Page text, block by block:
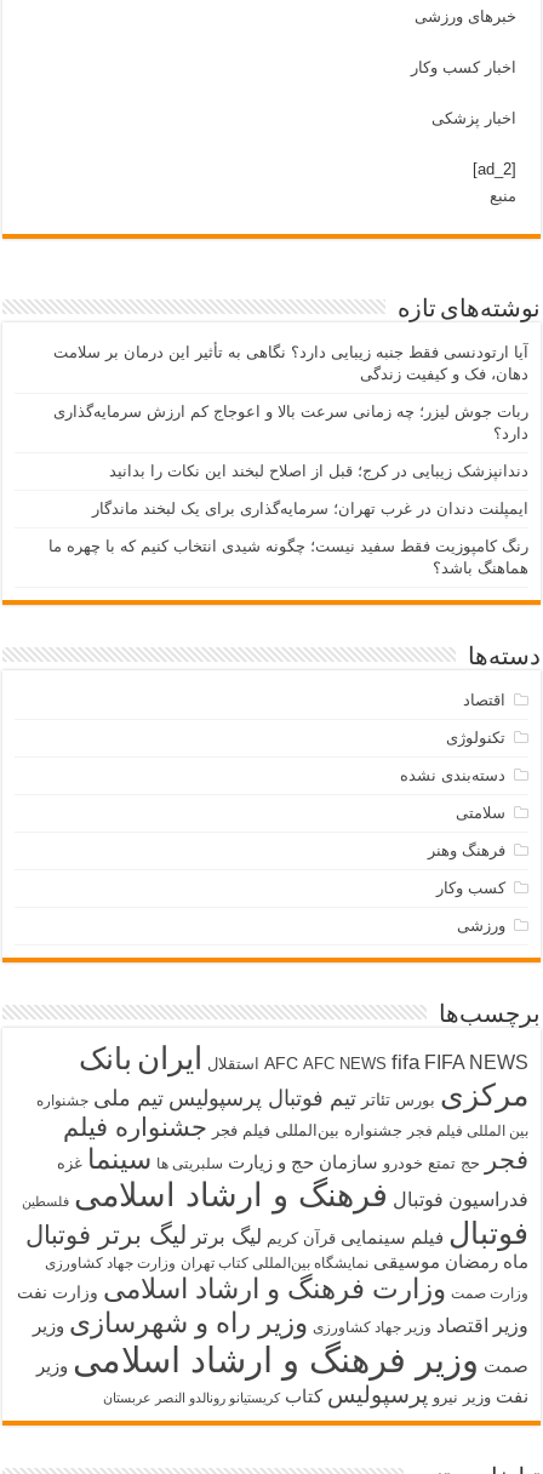
خبرهای ورزشی
اخبار کسب وکار
اخبار پزشکی
[ad_2]
منبع
نوشته‌های تازه
آیا ارتودنسی فقط جنبه زیبایی دارد؟ نگاهی به تأثیر این درمان بر سلامت
دهان، فک و کیفیت زندگی
ربات جوش لیزر؛ چه زمانی سرعت بالا و اعوجاج کم ارزش سرمایه‌گذاری
دارد؟
دندانپزشک زیبایی در کرج؛ قبل از اصلاح لبخند این نکات را بدانید
ایمپلنت دندان در غرب تهران؛ سرمایه‌گذاری برای یک لبخند ماندگار
رنگ کامپوزیت فقط سفید نیست؛ چگونه شیدی انتخاب کنیم که با چهره ما
هماهنگ باشد؟
دسته‌ها
اقتصاد
تکنولوژی
دسته‌بندی نشده
سلامتی
فرهنگ وهنر
کسب وکار
ورزشی
برچسب‌ها
AFC AFC NEWS fifa FIFA NEWS استقلال ایران بانک
مرکزی بورس تئاتر تیم فوتبال پرسپولیس تیم ملی جشنواره
بین المللی فیلم فجر جشنواره بین‌المللی فیلم فجر جشنواره فیلم
فجر
حج تمتع خودرو سازمان حج و زیارت سلبریتی ها سینما غزه
فدراسیون فوتبال فرهنگ و ارشاد اسلامی فلسطین
فوتبال فیلم سینمایی قرآن کریم لیگ برتر لیگ برتر فوتبال
ماه رمضان موسیقی نمایشگاه بین‌المللی کتاب تهران وزارت جهاد کشاورزی
وزارت صمت وزارت فرهنگ و ارشاد اسلامی وزارت نفت
وزیر اقتصاد وزیر جهاد کشاورزی وزیر راه و شهرسازی وزیر
صمت وزیر فرهنگ و ارشاد اسلامی وزیر
نفت وزیر نیرو پرسپولیس کتاب کریستیانو رونالدو النصر عربستان